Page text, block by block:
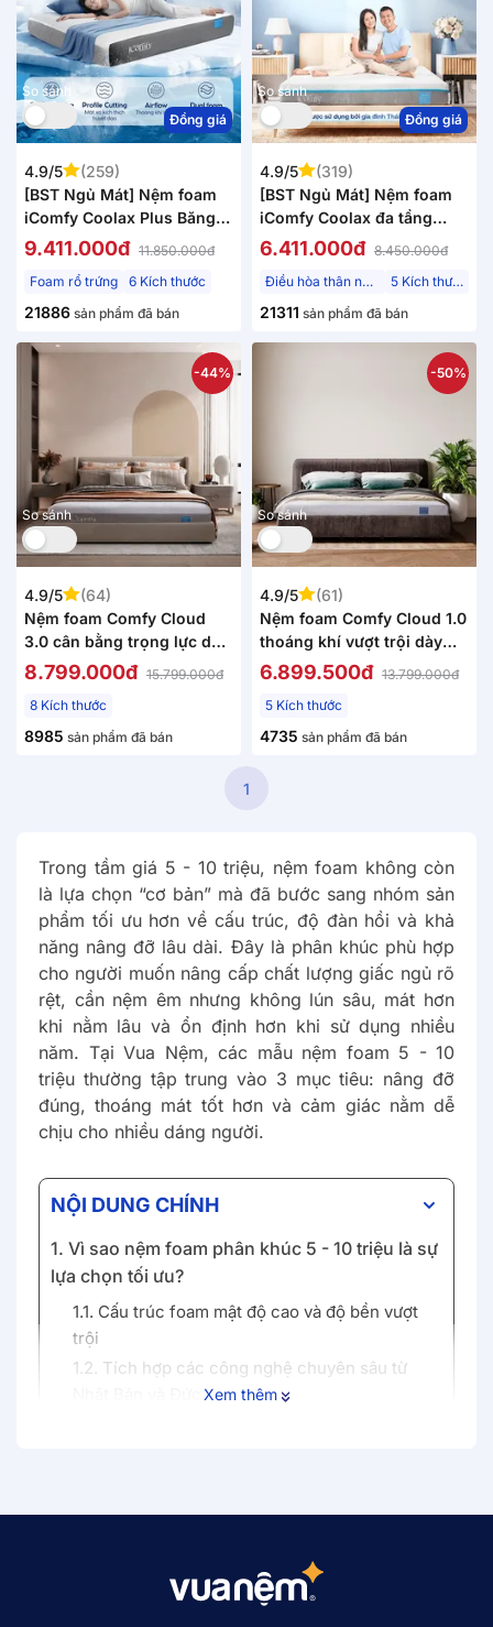
So sánh
Đồng giá
4.9/5
(259)
[BST Ngủ Mát] Nệm foam
iComfy Coolax Plus Băng
Lạnh Đa Tầng Dày 20cm
9.411.000đ 11.850.000đ
Foam rổ trứng
6 Kích thước
21886 sản phẩm đã bán
So sánh
Đồng giá
4.9/5
(319)
[BST Ngủ Mát] Nệm foam
iComfy Coolax đa tầng
thoáng mát, massage thư
6.411.000đ 8.450.000đ
Điều hòa thân nhiệt
5 Kích thước
21311 sản phẩm đã bán
So sánh
-44%
4.9/5
(64)
Nệm foam Comfy Cloud
3.0 cân bằng trọng lực dày
18cm
8.799.000đ 15.799.000đ
8 Kích thước
8985 sản phẩm đã bán
So sánh
-50%
4.9/5
(61)
Nệm foam Comfy Cloud 1.0
thoáng khí vượt trội dày
12cm
6.899.500đ 13.799.000đ
5 Kích thước
4735 sản phẩm đã bán
1
Trong tầm giá 5 - 10 triệu, nệm foam không còn
là lựa chọn “cơ bản” mà đã bước sang nhóm sản
phẩm tối ưu hơn về cấu trúc, độ đàn hồi và khả
năng nâng đỡ lâu dài. Đây là phân khúc phù hợp
cho người muốn nâng cấp chất lượng giấc ngủ rõ
rệt, cần nệm êm nhưng không lún sâu, mát hơn
khi nằm lâu và ổn định hơn khi sử dụng nhiều
năm. Tại Vua Nệm, các mẫu nệm foam 5 - 10
triệu thường tập trung vào 3 mục tiêu: nâng đỡ
đúng, thoáng mát tốt hơn và cảm giác nằm dễ
chịu cho nhiều dáng người.
NỘI DUNG CHÍNH
1. Vì sao nệm foam phân khúc 5 - 10 triệu là sự
lựa chọn tối ưu?
1.1. Cấu trúc foam mật độ cao và độ bền vượt
trội
1.2. Tích hợp các công nghệ chuyên sâu từ
nhất tại Vua Nệm
Active Hybrid
2.2. Nệm foam iComfy Coolax Plus
Xem thêm